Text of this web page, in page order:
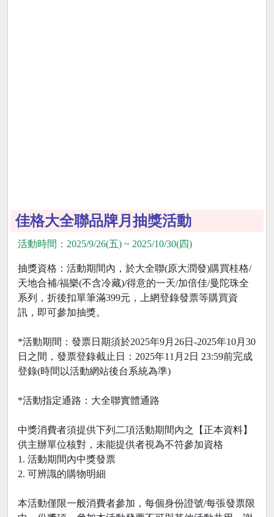
佳格大全聯品牌月抽獎活動
活動時間：2025/9/26(五) ~ 2025/10/30(四)
抽獎資格：活動期間內，於大全聯(原大潤發)購買桂格/
天地合補/福樂(不含冷藏)/得意的一天/加倍佳/曼陀珠全
系列，折後扣單筆滿399元，上網登錄發票等購買資
訊，即可參加抽獎。
*活動期間：發票日期須於2025年9月26日-2025年10月30
日之間，發票登錄截止日：2025年11月2日 23:59前完成
登錄(時間以活動網站後台系統為準)
*活動指定通路：大全聯實體通路
中獎消費者須提供下列二項活動期間內之【正本資料】
供主辦單位核對，未能提供者視為不符參加資格
1. 活動期間內中獎發票
2. 可辨識的購物明細
本活動僅限一般消費者參加，每個身份證號/每張發票限